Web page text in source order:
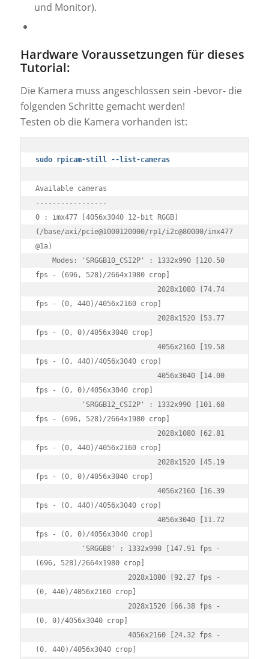
und Monitor).
Hardware Voraussetzungen für dieses
Tutorial:
Die Kamera muss angeschlossen sein -bevor- die
folgenden Schritte gemacht werden!
Testen ob die Kamera vorhanden ist:
sudo rpicam-still --list-cameras
Available cameras
-----------------
0 : imx477 [4056x3040 12-bit RGGB]
(/base/axi/pcie@1000120000/rp1/i2c@80000/imx477
@1a)
fps - (696, 528)/2664x1980 crop]
fps - (0, 440)/4056x2160 crop]
fps - (0, 0)/4056x3040 crop]
fps - (0, 440)/4056x3040 crop]
fps - (0, 0)/4056x3040 crop]
fps - (696, 528)/2664x1980 crop]
fps - (0, 440)/4056x2160 crop]
fps - (0, 0)/4056x3040 crop]
fps - (0, 440)/4056x3040 crop]
fps - (0, 0)/4056x3040 crop]
(696, 528)/2664x1980 crop]
(0, 440)/4056x2160 crop]
(0, 0)/4056x3040 crop]
(0, 440)/4056x3040 crop]